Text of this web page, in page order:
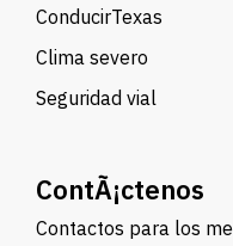
ConducirTexas
Clima severo
Seguridad vial
ContÃ¡ctenos
Contactos para los